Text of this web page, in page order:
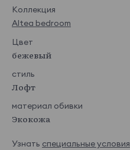
Коллекция
Altea bedroom
Цвет
бежевый
стиль
Лофт
материал обивки
Экокожа
Узнать специальные условия